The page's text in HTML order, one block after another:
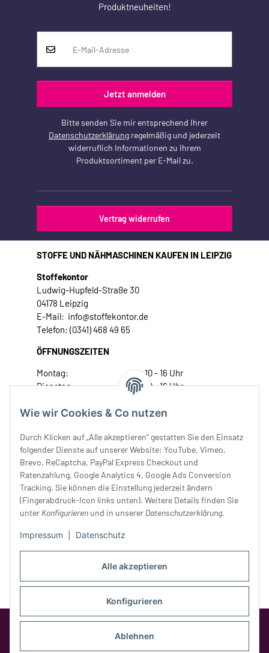
Alle akzeptieren
Konfigurieren
Ablehnen
Wie wir Cookies & Co nutzen
Durch Klicken auf „Alle akzeptieren“ gestatten Sie den Einsatz
folgender Dienste auf unserer Website: YouTube, Vimeo,
Brevo, ReCaptcha, PayPal Express Checkout und
Ratenzahlung, Google Analytics 4, Google Ads Conversion
Tracking. Sie können die Einstellung jederzeit ändern
(Fingerabdruck-Icon links unten). Weitere Details finden Sie
unter Konfigurieren und in unserer Datenschutzerklärung.
Impressum Datenschutz
Produktneuheiten!
Jetzt anmelden
Bitte senden Sie mir entsprechend Ihrer
Datenschutzerklärung regelmäßig und jederzeit
widerruflich Informationen zu Ihrem
Produktsortiment per E-Mail zu.
Vertrag widerrufen
STOFFE UND NÄHMASCHINEN KAUFEN IN LEIPZIG
Stoffekontor
Ludwig-Hupfeld-Straße 30
04178 Leipzig
E-Mail: info@stoffekontor.de
Telefon: (0341) 468 49 65
ÖFFNUNGSZEITEN
Montag:
10 - 16 Uhr
Dienstag:
10 - 16 Uhr
Donnerstag:
10 - 18 Uhr
Samstag:
10 - 14 Uhr
Unser Service
Rechtliches
Google Analytics deaktivierenStatus: